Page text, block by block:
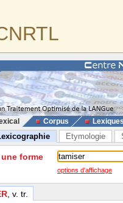
Corpus
Etymologie
une forme
options d'affichage
, v. tr.